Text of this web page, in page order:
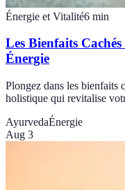
Énergie et Vitalité6 min
Les Bienfaits
Énergie
Plongez dans les bienfaits
holistique qui revitalise
AyurvedaÉnergie
Aug 3